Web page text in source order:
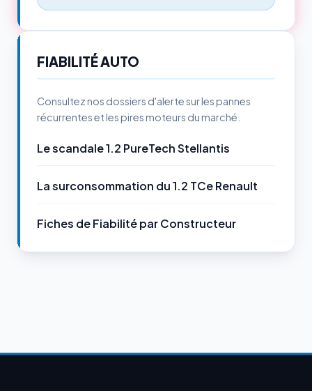
FIABILITÉ AUTO
Consultez nos dossiers d'alerte sur les pannes
récurrentes et les pires moteurs du marché.
Le scandale 1.2 PureTech Stellantis
La surconsommation du 1.2 TCe Renault
Fiches de Fiabilité par Constructeur